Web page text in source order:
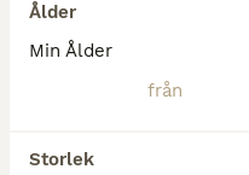
Ålder
Min Ålder
Storlek